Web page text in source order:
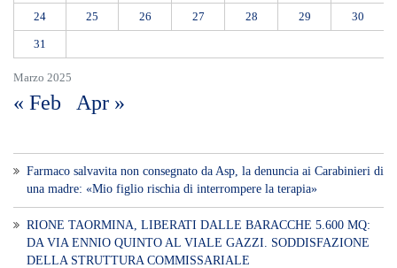
Marzo 2025
24 25 26 27 28 29 30
31
« Feb Apr »
Farmaco salvavita non consegnato da Asp, la denuncia ai Carabinieri di
una madre: «Mio figlio rischia di interrompere la terapia»
RIONE TAORMINA, LIBERATI DALLE BARACCHE 5.600 MQ:
DA VIA ENNIO QUINTO AL VIALE GAZZI. SODDISFAZIONE
DELLA STRUTTURA COMMISSARIALE